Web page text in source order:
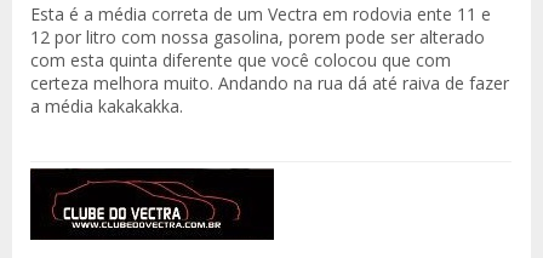
Esta é a média correta de um Vectra em rodovia ente 11 e
12 por litro com nossa gasolina, porem pode ser alterado
com esta quinta diferente que você colocou que com
certeza melhora muito. Andando na rua dá até raiva de fazer
a média kakakakka.